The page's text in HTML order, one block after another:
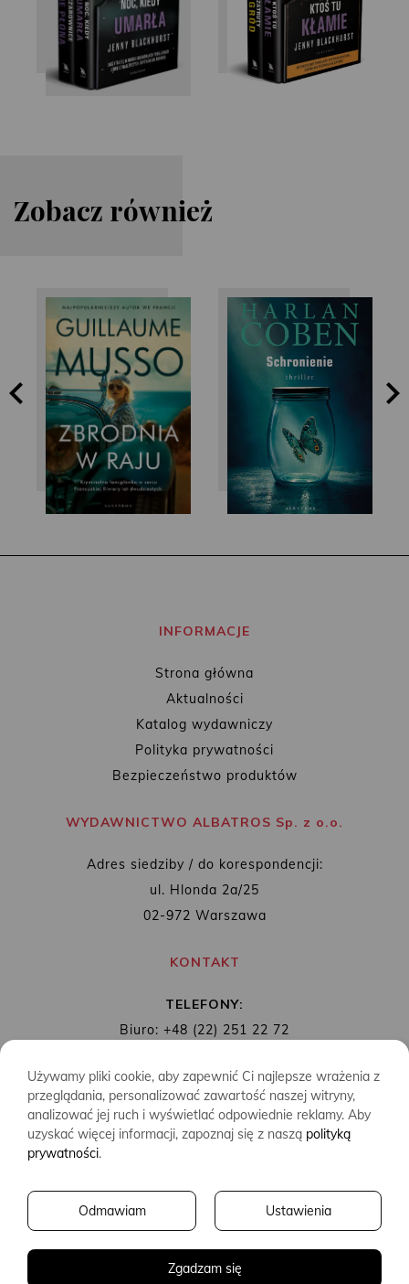
Zobacz również
Guillaume Musso Harlan Coben
INFORMACJE
Strona główna
Aktualności
Katalog wydawniczy
Polityka prywatności
Bezpieczeństwo produktów
WYDAWNICTWO ALBATROS Sp. z o.o.
Adres siedziby / do korespondencji:
ul. Hlonda 2a/25
02-972 Warszawa
KONTAKT
TELEFONY:
Biuro: +48 (22) 251 22 72
MAIL: biuro@wydawnictwoalbatros.com
COPYRIGHTS
WYDAWNICTWO ALBATROS
CREATED BY2SIDES.PL
Używamy pliki cookie, aby zapewnić Ci najlepsze wrażenia z
przeglądania, personalizować zawartość naszej witryny,
analizować jej ruch i wyświetlać odpowiednie reklamy. Aby
uzyskać więcej informacji, zapoznaj się z naszą polityką
prywatności.
Zgadzam się
Ustawienia
Odmawiam